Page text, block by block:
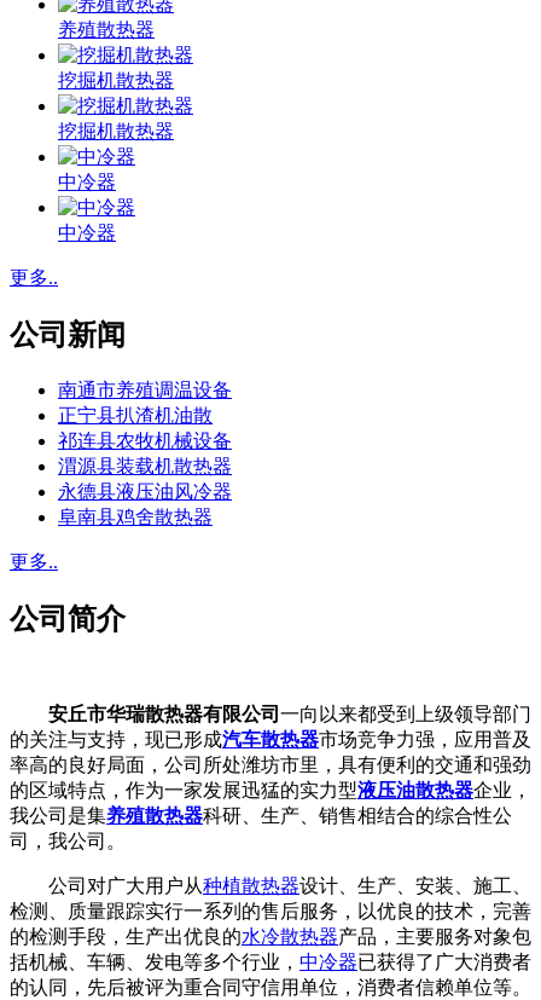
养殖散热器
挖掘机散热器
挖掘机散热器
中冷器
中冷器
更多..
公司新闻
南通市养殖调温设备
正宁县扒渣机油散
祁连县农牧机械设备
渭源县装载机散热器
永德县液压油风冷器
阜南县鸡舍散热器
更多..
公司简介
安丘市华瑞散热器有限公司 一向以来都受到上级领导部门
的关注与支持，现已形成汽车散热器市场竞争力强，应用普及
率高的良好局面，公司所处潍坊市里，具有便利的交通和强劲
的区域特点，作为一家发展迅猛的实力型液压油散热器企业，
我公司是集养殖散热器科研、生产、销售相结合的综合性公
司，我公司。
公司对广大用户从种植散热器设计、生产、安装、施工、
检测、质量跟踪实行一系列的售后服务，以优良的技术，完善
的检测手段，生产出优良的水冷散热器产品，主要服务对象包
括机械、车辆、发电等多个行业， 中冷器已获得了广大消费者
的认同，先后被评为重合同守信用单位，消费者信赖单位等。